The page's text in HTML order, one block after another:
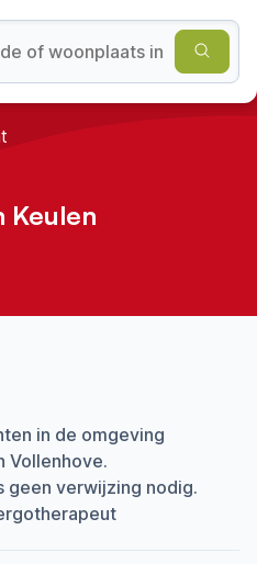
Keulen
in de omgeving
Vollenhove.
geen verwijzing nodig.